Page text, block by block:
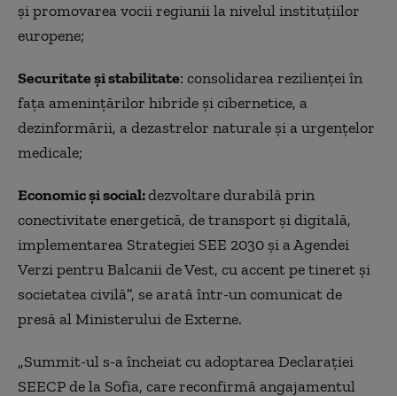
şi promovarea vocii regiunii la nivelul instituţiilor
europene;
Securitate şi stabilitate: consolidarea rezilienţei în
faţa ameninţărilor hibride şi cibernetice, a
dezinformării, a dezastrelor naturale şi a urgenţelor
medicale;
Economic şi social:dezvoltare durabilă prin
conectivitate energetică, de transport şi digitală,
implementarea Strategiei SEE 2030 şi a Agendei
Verzi pentru Balcanii de Vest, cu accent pe tineret şi
societatea civilă”, se arată într-un comunicat de
presă al Ministerului de Externe.
„Summit-ul s-a încheiat cu adoptarea Declaraţiei
SEECP de la Sofia, care reconfirmă angajamentul